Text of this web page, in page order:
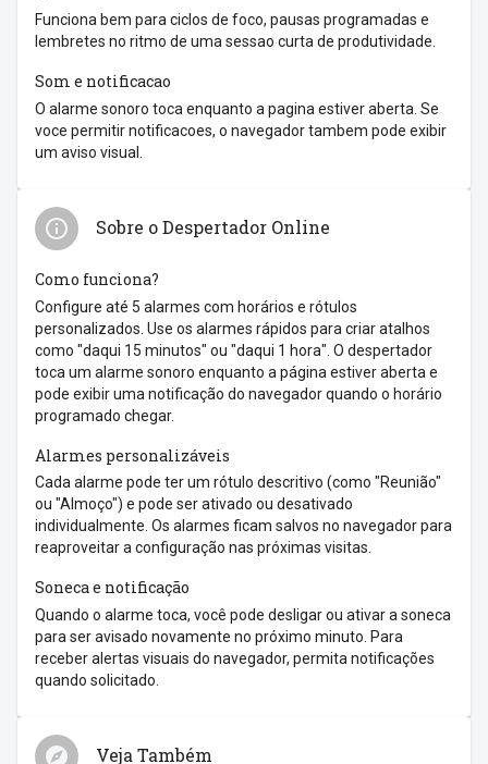
Funciona bem para ciclos de foco, pausas programadas e
lembretes no ritmo de uma sessao curta de produtividade.
Som e notificacao
O alarme sonoro toca enquanto a pagina estiver aberta. Se
voce permitir notificacoes, o navegador tambem pode exibir
um aviso visual.
Sobre o Despertador Online
Como funciona?
Configure até 5 alarmes com horários e rótulos
personalizados. Use os alarmes rápidos para criar atalhos
como "daqui 15 minutos" ou "daqui 1 hora". O despertador
toca um alarme sonoro enquanto a página estiver aberta e
pode exibir uma notificação do navegador quando o horário
programado chegar.
Alarmes personalizáveis
Cada alarme pode ter um rótulo descritivo (como "Reunião"
ou "Almoço") e pode ser ativado ou desativado
individualmente. Os alarmes ficam salvos no navegador para
reaproveitar a configuração nas próximas visitas.
Soneca e notificação
Quando o alarme toca, você pode desligar ou ativar a soneca
para ser avisado novamente no próximo minuto. Para
receber alertas visuais do navegador, permita notificações
quando solicitado.
Veja Também